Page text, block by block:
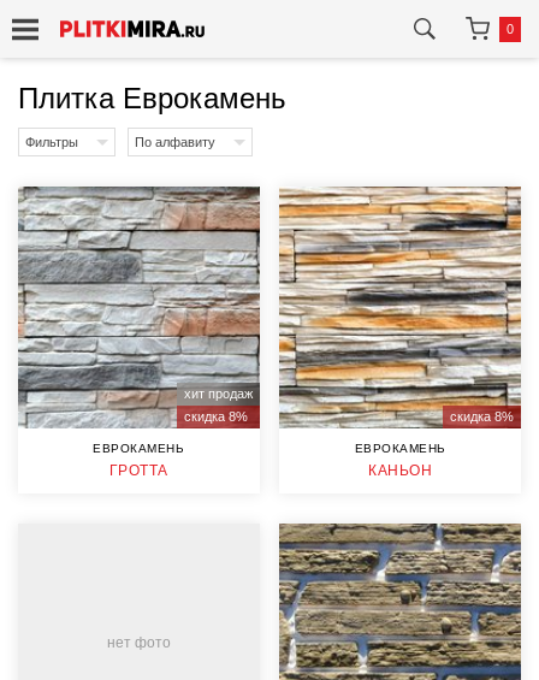
0
Плитка Еврокамень
Фильтры По алфавиту
хит продаж
скидка 8%
ЕВРОКАМЕНЬ
ГРОТТА
скидка 8%
ЕВРОКАМЕНЬ
КАНЬОН
нет фото